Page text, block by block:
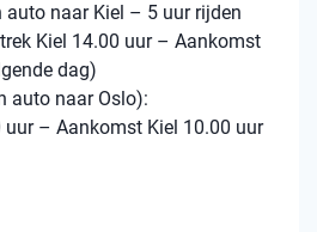
auto naar Kiel – 5 uur rijden
Kiel 14.00 uur – Aankomst
dag)
auto naar Oslo):
uur – Aankomst Kiel 10.00 uur